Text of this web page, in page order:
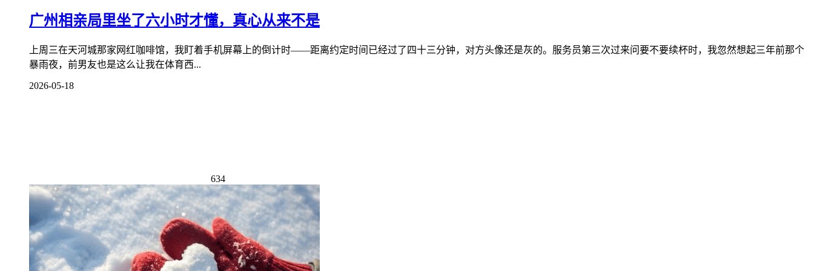
广州相亲局里坐了六小时才懂，真心从来不是
上周三在天河城那家网红咖啡馆，我盯着手机屏幕上的倒计时——距离约定时间已经过了四十三分钟，对方头像还是灰的。服务员第三次过来问要不要续杯时，我忽然想起三年前那个
暴雨夜，前男友也是这么让我在体育西...
2026-05-18
634